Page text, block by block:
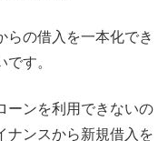
らの借入を一本化でき
す。
ーンを利用できないの
ナンスから新規借入を